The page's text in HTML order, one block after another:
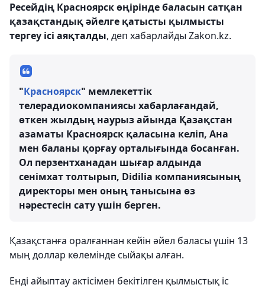
Ресейдің Красноярск өңірінде баласын сатқан
қазақстандық әйелге қатысты қылмысты
тергеу ісі аяқталды, деп хабарлайды Zakon.kz.
"Красноярск" мемлекеттік
телерадиокомпаниясы хабарлағандай,
өткен жылдың наурыз айында Қазақстан
азаматы Красноярск қаласына келіп, Ана
мен баланы қорғау орталығында босанған.
Ол перзентханадан шығар алдында
сенімхат толтырып, Didilia компаниясының
директоры мен оның танысына өз
нәрестесін сату үшін берген.
Қазақстанға оралғаннан кейін әйел баласы үшін 13
мың доллар көлемінде сыйақы алған.
Енді айыптау актісімен бекітілген қылмыстық іс